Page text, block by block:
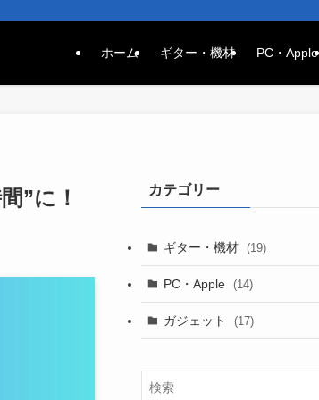
ホーム ギター・機材 PC・Apple
”に！ カテゴリー
ギター・機材 (19)
PC・Apple (14)
ガジェット (17)